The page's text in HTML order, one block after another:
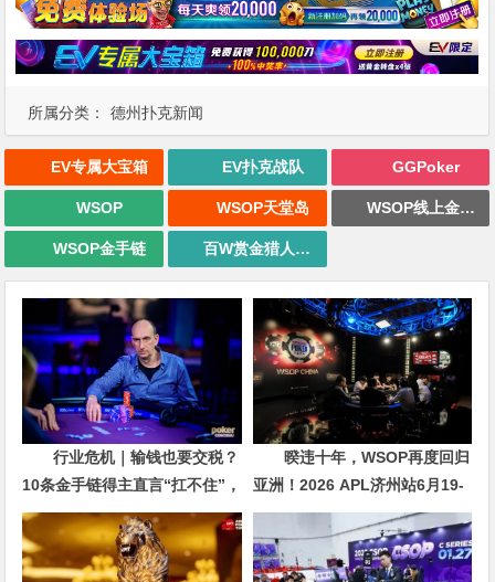
所属分类： 德州扑克新闻
EV专属大宝箱 EV扑克战队 GGPoker
WSOP WSOP天堂岛 WSOP线上金手链
WSOP金手链 百W赏金猎人大奖赛
行业危机｜输钱也要交税？
10条金手链得主直言“扛不住”，
主动砍掉四分之三比赛
暌违十年，WSOP再度回归
亚洲！2026 APL济州站6月19-
28日盛大登场！